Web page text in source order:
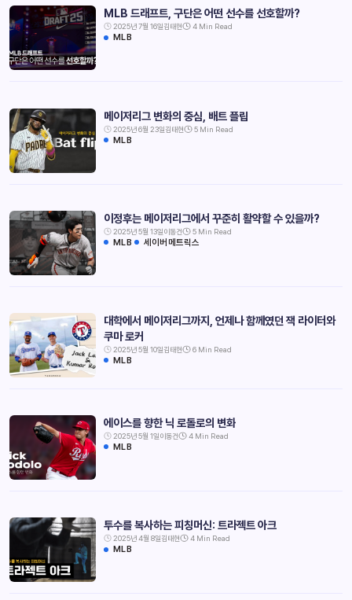
MLB 드래프트, 구단은 어떤 선수를 선호할까?
2025년 7월 16일김태현 4 Min Read
MLB
메이저리그 변화의 중심, 배트 플립
2025년 6월 23일김태현 5 Min Read
MLB
이정후는 메이저리그에서 꾸준히 활약할 수 있을까?
2025년 5월 13일이동건 5 Min Read
MLB 세이버메트릭스
대학에서 메이저리그까지, 언제나 함께였던 잭 라이터와
쿠마 로커
2025년 5월 10일김태현 6 Min Read
MLB
에이스를 향한 닉 로돌로의 변화
2025년 5월 1일이동건 4 Min Read
MLB
투수를 복사하는 피칭머신: 트라젝트 아크
2025년 4월 8일김태현 4 Min Read
MLB